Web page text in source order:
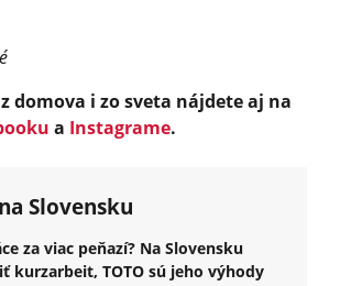
domova i zo sveta nájdete aj na
a Instagrame.
Slovensku
za viac peňazí? Na Slovensku
kurzarbeit, TOTO sú jeho výhody